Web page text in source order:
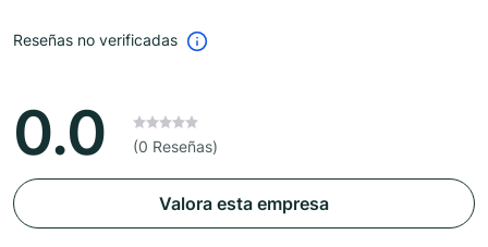
Reseñas no verificadas
0.0 (0 Reseñas)
Valora esta empresa